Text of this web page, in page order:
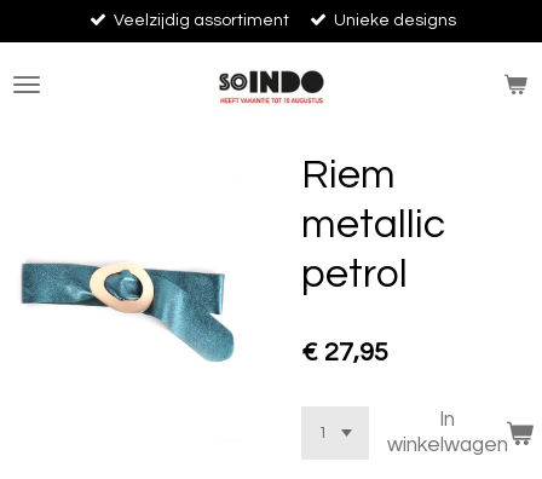
direct
naar
de
Veelzijdig assortiment Unieke designs
Riem
metallic
petrol
€ 27,95
In
winkelwagen